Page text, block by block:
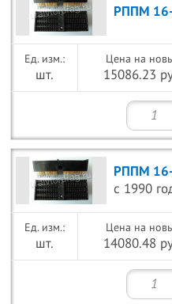
РППМ 16-
шт.
Цена на
15086.23
РППМ 16-
с 1990
шт.
Цена на
14080.48